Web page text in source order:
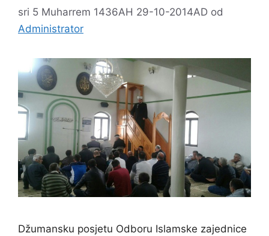
sri 5 Muharrem 1436AH 29-10-2014AD od
Administrator
Džumansku posjetu Odboru Islamske zajednice